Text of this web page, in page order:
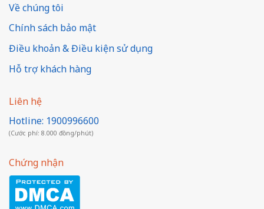
Về chúng tôi
Chính sách bảo mật
Điều khoản & Điều kiện sử dụng
Hỗ trợ khách hàng
Liên hệ
Hotline: 1900996600
(Cước phí: 8.000 đồng/phút)
Chứng nhận